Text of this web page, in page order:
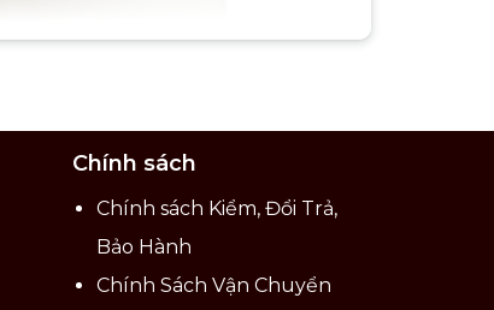
Chính sách
Chính sách Kiểm, Đổi Trả,
Bảo Hành
Chính Sách Vận Chuyển